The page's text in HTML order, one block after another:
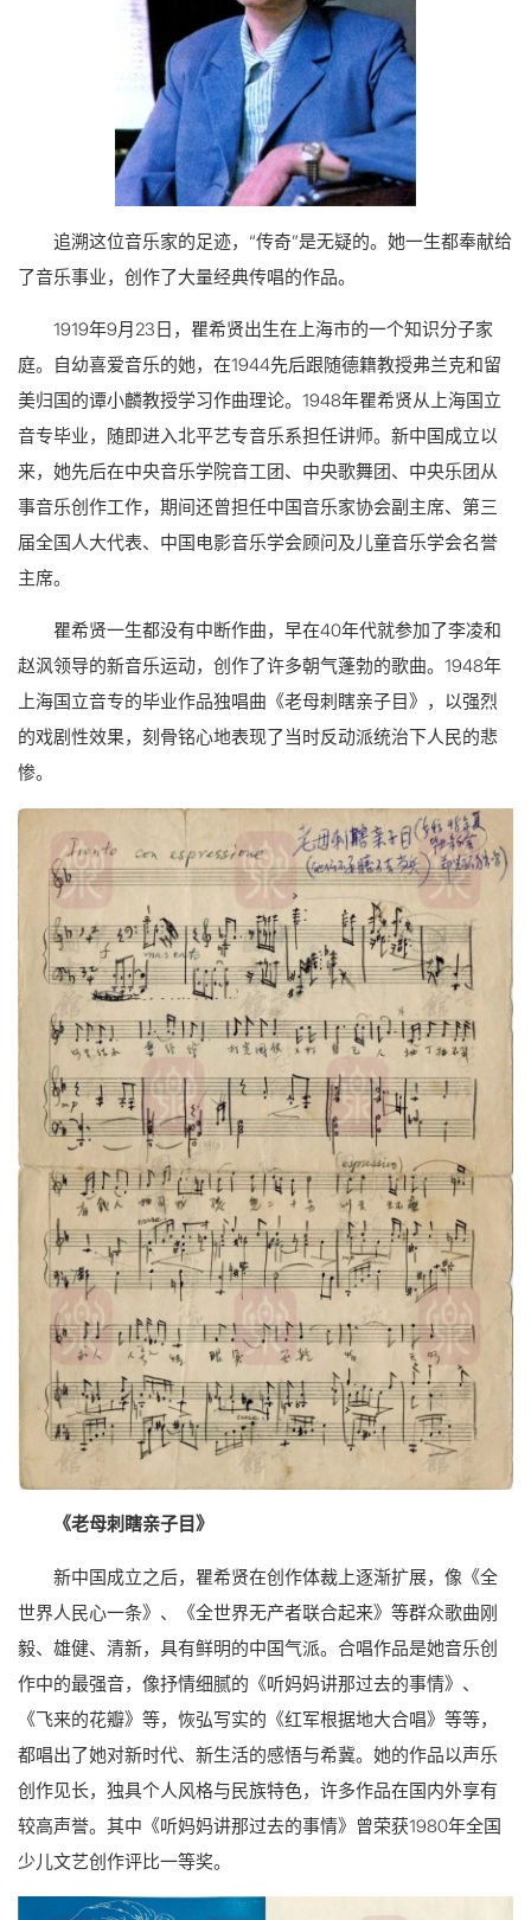
追溯这位音乐家的足迹，“传奇”是无疑的。她一生都奉献给
了音乐事业，创作了大量经典传唱的作品。
1919年9月23日，瞿希贤出生在上海市的一个知识分子家
庭。自幼喜爱音乐的她，在1944先后跟随德籍教授弗兰克和留
美归国的谭小麟教授学习作曲理论。1948年瞿希贤从上海国立
音专毕业，随即进入北平艺专音乐系担任讲师。新中国成立以
来，她先后在中央音乐学院音工团、中央歌舞团、中央乐团从
事音乐创作工作，期间还曾担任中国音乐家协会副主席、第三
届全国人大代表、中国电影音乐学会顾问及儿童音乐学会名誉
主席。
瞿希贤一生都没有中断作曲，早在40年代就参加了李凌和
赵沨领导的新音乐运动，创作了许多朝气蓬勃的歌曲。1948年
上海国立音专的毕业作品独唱曲《老母刺瞎亲子目》，以强烈
的戏剧性效果，刻骨铭心地表现了当时反动派统治下人民的悲
惨。
《老母刺瞎亲子目》
新中国成立之后，瞿希贤在创作体裁上逐渐扩展，像《全
世界人民心一条》、《全世界无产者联合起来》等群众歌曲刚
毅、雄健、清新，具有鲜明的中国气派。合唱作品是她音乐创
作中的最强音，像抒情细腻的《听妈妈讲那过去的事情》、
《飞来的花瓣》等，恢弘写实的《红军根据地大合唱》等等，
都唱出了她对新时代、新生活的感悟与希冀。她的作品以声乐
创作见长，独具个人风格与民族特色，许多作品在国内外享有
较高声誉。其中《听妈妈讲那过去的事情》曾荣获1980年全国
少儿文艺创作评比一等奖。